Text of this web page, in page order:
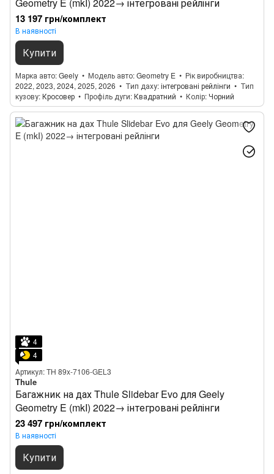
13 197 грн/комплект
В наявності
Купити
Марка авто Geely Модель авто Geometry E
Рік виробництва
2022, 2023, 2024, 2025, 2026
Тип даху інтегровані рейлінги
Тип
кузову Кросовер Профіль дуги Квадратний Колір Чорний
4
4
Артикул: TH 89x-7106-GEL3
Thule
Багажник на дах Thule Slidebar Evo для Geely
Geometry E (mkI) 2022→ інтегровані рейлінги
23 497 грн/комплект
В наявності
Купити